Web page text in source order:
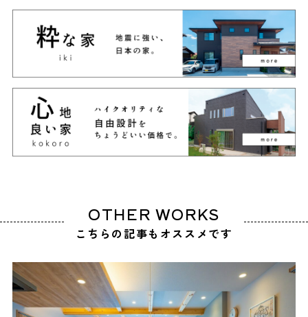
OTHER WORKS
こちらの記事もオススメです